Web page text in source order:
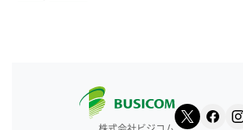
株式会社ビジコム